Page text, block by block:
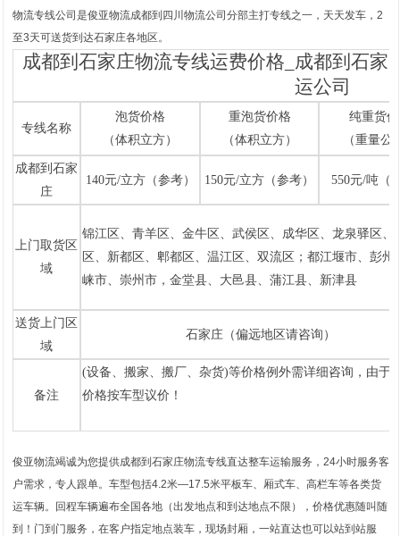
物流专线公司是俊亚物流成都到四川物流公司分部主打专线之一，天天发车，2
至3天可送货到达石家庄各地区。
成都到石家庄物流专线运费价格_成都到石家
运公司
专线名称
泡货价格
（体积立方）
重泡货价格
（体积立方）
纯重货
（重量公
成都到石家
庄
140元/立方（参考） 150元/立方（参考） 550元/吨（
上门取货区
域
锦江区、青羊区、金牛区、武侯区、成华区、龙泉驿区、
区、新都区、郫都区、温江区、双流区；都江堰市、彭州
崃市、崇州市，金堂县、 大邑县、蒲江县、新津县
送货上门区
域
石家庄（偏远地区请咨询）
备注
(设备、搬家、搬厂、杂货)等价格例外需详细咨询，由于
价格按车型议价！
俊亚物流竭诚为您提供成都到石家庄物流专线直达整车运输服务，24小时服务客
户需求，专人跟单。车型包括4.2米—17.5米平板车、厢式车、高栏车等各类货
运车辆。回程车辆遍布全国各地（出发地点和到达地点不限），价格优惠随叫随
到！门到门服务，在客户指定地点装车，现场封厢，一站直达也可以站到站服